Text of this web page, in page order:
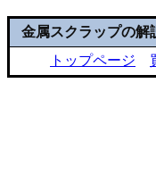
金属スクラップの解
トップページ